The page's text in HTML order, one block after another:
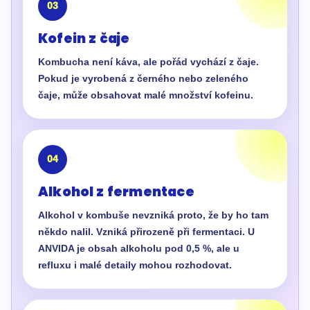
03
Kofein z čaje
Kombucha není káva, ale pořád vychází z čaje.
Pokud je vyrobená z černého nebo zeleného
čaje, může obsahovat malé množství kofeinu.
04
Alkohol z fermentace
Alkohol v kombuše nevzniká proto, že by ho tam
někdo nalil. Vzniká přirozeně při fermentaci. U
ANVIDA je obsah alkoholu pod 0,5 %, ale u
refluxu i malé detaily mohou rozhodovat.